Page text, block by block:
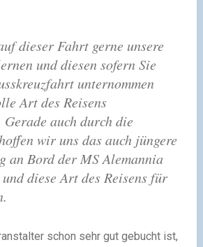
dieser Fahrt gerne unsere
und diesen sofern Sie
unternommen
Art des Reisens
auch durch die
wir uns das auch jüngere
an Bord der MS Alemannia
diese Art des Reisens für
schon sehr gut gebucht ist,